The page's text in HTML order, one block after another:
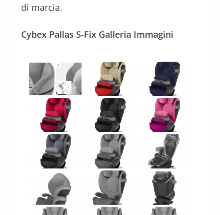
di marcia.
Cybex Pallas S-Fix Galleria Immagini